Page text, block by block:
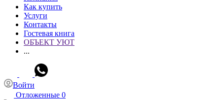
Как купить
Услуги
Контакты
Гостевая книга
ОБЪЕКТ УЮТ
...
Войти
Отложенные 0